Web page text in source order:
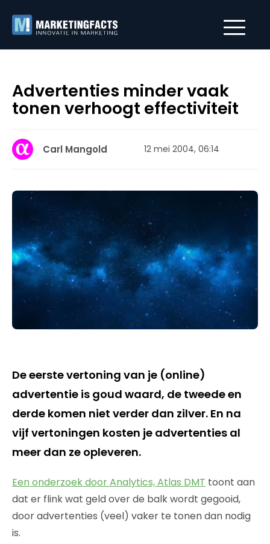
Advertenties minder vaak
tonen verhoogt effectiviteit
Carl Mangold 12 mei 2004, 06:14
De eerste vertoning van je (online)
advertentie is goud waard, de tweede en
derde komen niet verder dan zilver. En na
vijf vertoningen kosten je advertenties al
meer dan ze opleveren.
Een onderzoek door Analytics, Atlas DMT toont aan
dat er flink wat geld over de balk wordt gegooid,
door advertenties (veel) vaker te tonen dan nodig
is.